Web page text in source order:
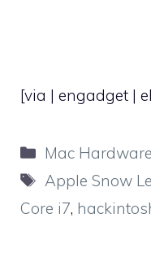
[via | engadget |
Categorie
Mac Hardware
Tag
Apple Snow
Core i7,